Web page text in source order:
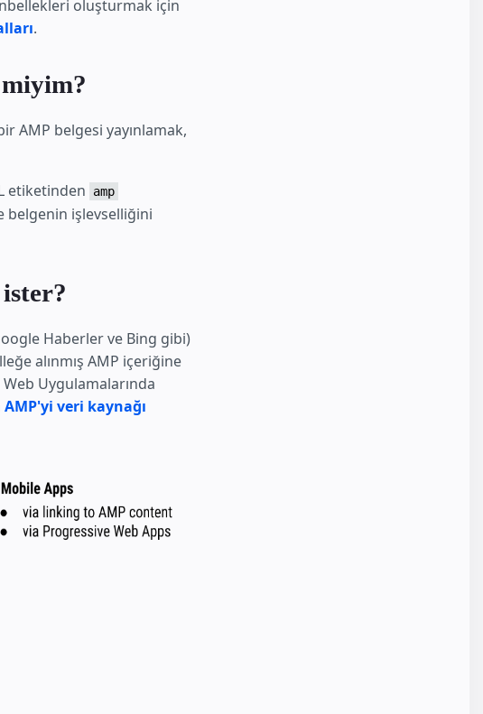
oluşturmak için
.
miyim?
AMP belgesi yayınlamak,
etiketinden
amp
belgenin işlevselliğini
Haberler ve Bing gibi)
alınmış AMP içeriğine
Web Uygulamalarında
AMP'yi veri kaynağı